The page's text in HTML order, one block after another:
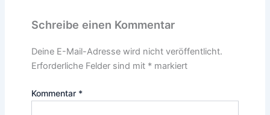
Schreibe einen Kommentar
Deine E-Mail-Adresse wird nicht veröffentlicht.
Erforderliche Felder sind mit *markiert
Kommentar *